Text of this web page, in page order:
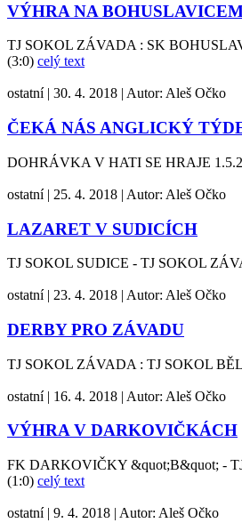
VÝHRA NA
TJ SOKOL ZÁVADA : SK
(3:0) celý text
ostatní | 30. 4. 2018 | Autor: Aleš Očko
ČEKÁ NÁS ANGLICKÝ
DOHRÁVKA V HATI SE HRAJE
ostatní | 25. 4. 2018 | Autor: Aleš Očko
LAZARET V SUDICÍCH
TJ SOKOL SUDICE - TJ SOKOL
ostatní | 23. 4. 2018 | Autor: Aleš Očko
DERBY PRO ZÁVADU
TJ SOKOL ZÁVADA : TJ SOKOL
ostatní | 16. 4. 2018 | Autor: Aleš Očko
VÝHRA V DARKOVIČKÁCH
FK DARKOVIČKY &quot;B&quot; -
(1:0) celý text
ostatní | 9. 4. 2018 | Autor: Aleš Očko